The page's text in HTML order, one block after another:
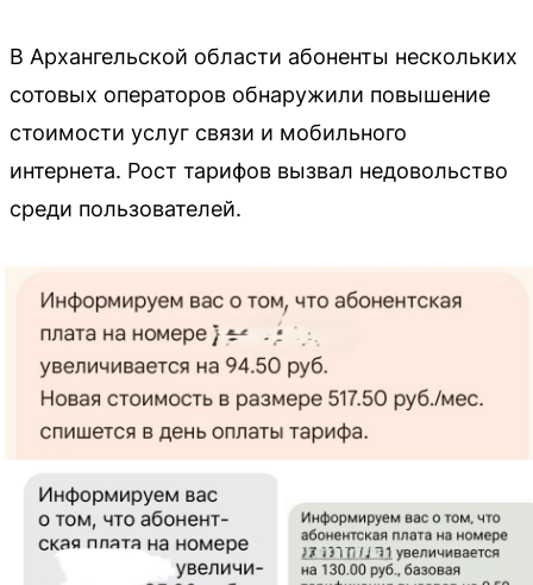
В Архангельской области абоненты нескольких
сотовых операторов обнаружили повышение
стоимости услуг связи и мобильного
интернета. Рост тарифов вызвал недовольство
среди пользователей.